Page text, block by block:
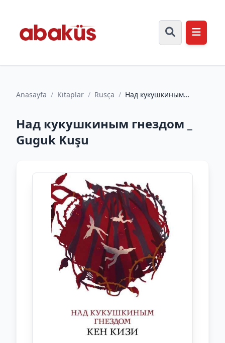
Anasayfa / Kitaplar / Rusça / Над кукушкиным
Над кукушкиным гнездом _
Guguk Kuşu